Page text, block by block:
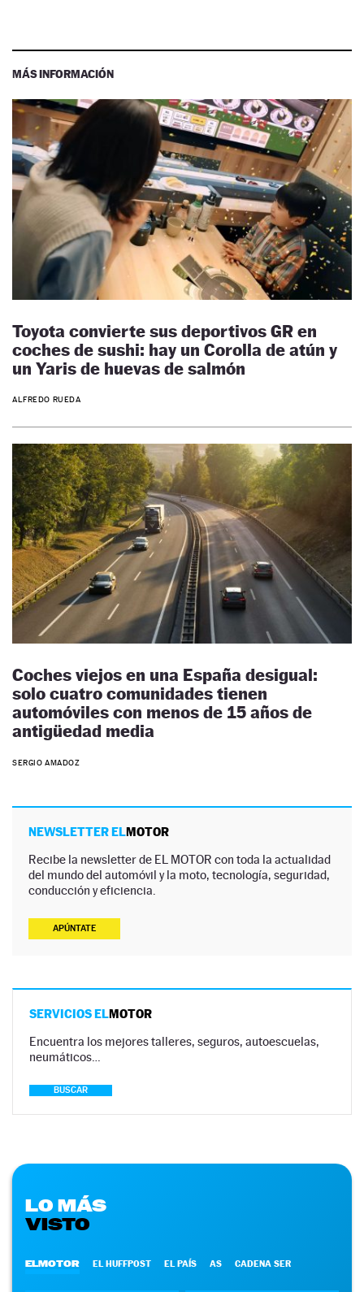
MÁS INFORMACIÓN
Toyota convierte sus deportivos GR en
coches de sushi: hay un Corolla de atún y
un Yaris de huevas de salmón
ALFREDO RUEDA
Coches viejos en una España desigual:
solo cuatro comunidades tienen
automóviles con menos de 15 años de
antigüedad media
SERGIO AMADOZ
NEWSLETTER ELMOTOR
Recibe la newsletter de EL MOTOR con toda la actualidad
del mundo del automóvil y la moto, tecnología, seguridad,
conducción y eficiencia.
APÚNTATE
SERVICIOS ELMOTOR
Encuentra los mejores talleres, seguros, autoescuelas,
neumáticos…
BUSCAR
LO MÁS
VISTO
ELMOTOR EL HUFFPOST EL PAÍS AS CADENA SER